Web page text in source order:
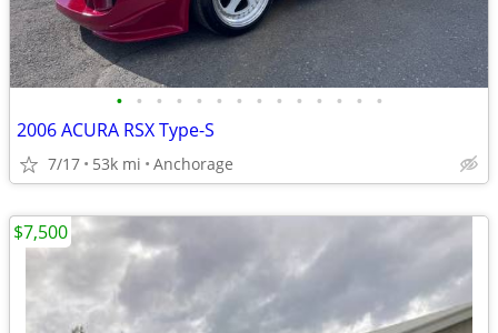
• • • • • • • • • • • • • •
2006 ACURA RSX Type-S
7/17 53k mi Anchorage
$7,500